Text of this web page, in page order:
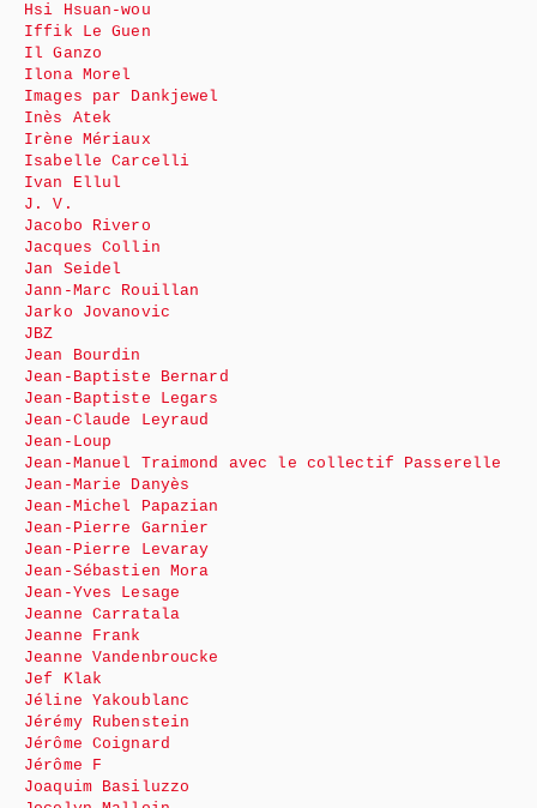
Hsi Hsuan-wou
Iffik Le Guen
Il Ganzo
Ilona Morel
Images par Dankjewel
Inès Atek
Irène Mériaux
Isabelle Carcelli
Ivan Ellul
J. V.
Jacobo Rivero
Jacques Collin
Jan Seidel
Jann-Marc Rouillan
Jarko Jovanovic
JBZ
Jean Bourdin
Jean-Baptiste Bernard
Jean-Baptiste Legars
Jean-Claude Leyraud
Jean-Loup
Jean-Manuel Traimond avec le collectif Passerelle
Jean-Marie Danyès
Jean-Michel Papazian
Jean-Pierre Garnier
Jean-Pierre Levaray
Jean-Sébastien Mora
Jean-Yves Lesage
Jeanne Carratala
Jeanne Frank
Jeanne Vandenbroucke
Jef Klak
Jéline Yakoublanc
Jérémy Rubenstein
Jérôme Coignard
Jérôme F
Joaquim Basiluzzo